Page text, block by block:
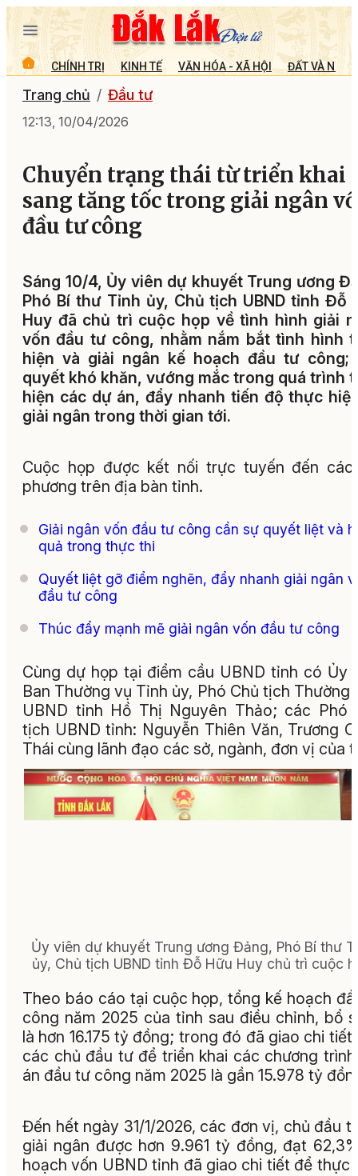
CHÍNH TRỊ KINH TẾ VĂN HÓA - XÃ HỘI ĐẤT VÀ
Trang chủ Đầu tư
12:13, 10/04/2026
Chuyển trạng thái từ triển khai
sang tăng tốc trong giải ngân
đầu tư công
Sáng 10/4, Ủy viên dự khuyết Trung ương
Phó Bí thư Tỉnh ủy, Chủ tịch UBND tỉnh Đỗ
Huy đã chủ trì cuộc họp về tình hình giải
vốn đầu tư công, nhằm nắm bắt tình hình
hiện và giải ngân kế hoạch đầu tư công;
quyết khó khăn, vướng mắc trong quá trình
hiện các dự án, đẩy nhanh tiến độ thực
giải ngân trong thời gian tới.
Cuộc họp được kết nối trực tuyến đến
phương trên địa bàn tỉnh.
Giải ngân vốn đầu tư công cần sự quyết liệt và
quả trong thực thi
Quyết liệt gỡ điểm nghẽn, đẩy nhanh giải ngân
đầu tư công
Thúc đẩy mạnh mẽ giải ngân vốn đầu tư công
Cùng dự họp tại điểm cầu UBND tỉnh có Ủy
Ban Thường vụ Tỉnh ủy, Phó Chủ tịch Thường
UBND tỉnh Hồ Thị Nguyên Thảo; các Phó
tịch UBND tỉnh: Nguyễn Thiên Văn, Trương
Thái cùng lãnh đạo các sở, ngành, đơn vị của
Ủy viên dự khuyết Trung ương Đảng, Phó Bí thư
ủy, Chủ tịch UBND tỉnh Đỗ Hữu Huy chủ trì cuộc
Theo báo cáo tại cuộc họp, tổng kế hoạch
công năm 2025 của tỉnh sau điều chỉnh, bổ
là hơn 16.175 tỷ đồng; trong đó đã giao chi tiết
các chủ đầu tư để triển khai các chương
án đầu tư công năm 2025 là gần 15.978 tỷ
Đến hết ngày 31/1/2026, các đơn vị, chủ đầu
giải ngân được hơn 9.961 tỷ đồng, đạt
hoạch vốn UBND tỉnh đã giao chi tiết để thực